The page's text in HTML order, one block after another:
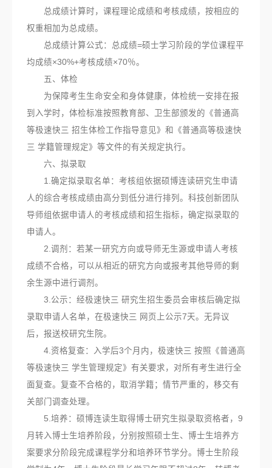
总成绩计算时，课程理论成绩和考核成绩，按相应的
权重相加为总成绩。
总成绩计算公式：总成绩=硕士学习阶段的学位课程平
均成绩×30%+考核成绩×70％。
五、体检
为保障考生生命安全和身体健康，体检统一安排在报
到入学时，体检标准按照教育部、卫生部颁发的《普通高
等极速快三 招生体检工作指导意见》和《普通高等极速快
三 学籍管理规定》等文件的有关规定执行。
六、拟录取
1.确定拟录取名单：考核组依据硕博连读研究生申请
人的综合考核成绩由高分到低分进行排列。科技创新团队
导师组依据申请人的考核成绩和招生指标，确定拟录取的
申请人。
2.调剂：若某一研究方向或导师无生源或申请人考核
成绩不合格，可以从相近的研究方向或报考其他导师的剩
余生源中进行调剂。
3.公示：经极速快三 研究生招生委员会审核后确定拟
录取申请人名单，在极速快三 网页上公示7天。无异议
后，报送校研究生院。
4.资格复查：入学后3个月内，极速快三 按照《普通高
等极速快三 学生管理规定》有关要求，对所有考生进行全
面复查。复查不合格的，取消学籍；情节严重的，移交有
关部门调查处理。
5.培养：硕博连读生取得博士研究生拟录取资格者，9
月转入博士生培养阶段，分别按照硕士生、博士生培养方
案要求分阶段完成课程学分和培养环节学分。博士生阶段